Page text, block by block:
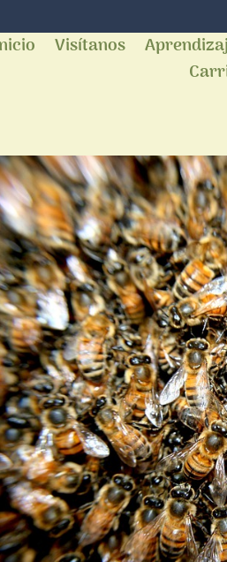
Visítanos